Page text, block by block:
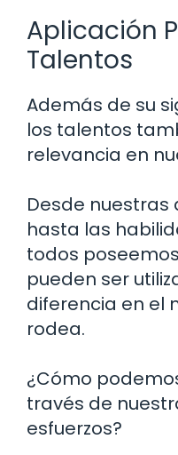
Aplicación
Talentos
Además de su
los talentos
relevancia en
Desde
hasta las
todos
pueden ser
diferencia en el
rodea.
¿Cómo
través de
esfuerzos?